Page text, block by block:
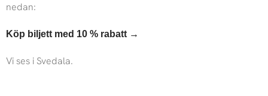
nedan:
Köp biljett med 10 % rabatt →
Vi ses i Svedala.